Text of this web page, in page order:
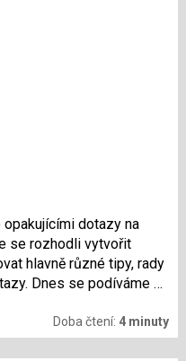
dotazy na
se rozhodli vytvořit
hlavně různé tipy, rady
Dnes se podíváme na
Doba čtení: 4 minuty